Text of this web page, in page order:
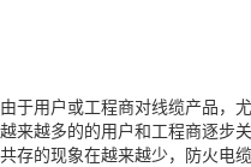
由于用户或工程商对线缆产品，
越来越多的的用户和工程商逐步
共存的现象在越来越少，防火 电缆